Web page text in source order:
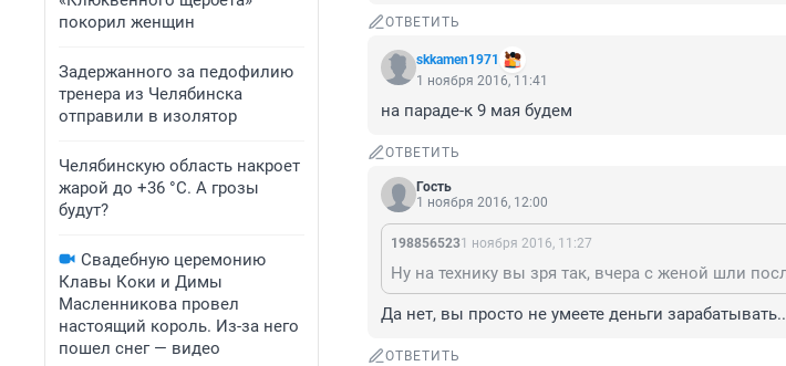
покорил женщин
Задержанного за педофилию
тренера из Челябинска
отправили в изолятор
Челябинскую область накроет
жарой до +36 °C. А грозы
будут?
Свадебную церемонию
Клавы Коки и Димы
Масленникова провел
настоящий король. Из-за него
пошел снег — видео
ОТВЕТИТЬ
skkamen1971
1 ноября 2016, 11:41
на параде-к 9 мая будем
ОТВЕТИТЬ
Гость
1 ноября 2016, 12:00
1988565231 ноября 2016, 11:27
Да нет, вы просто не умеете деньги зарабатывать..
ОТВЕТИТЬ